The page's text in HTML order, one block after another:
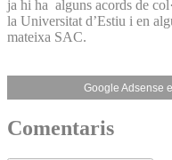
ja hi ha alguns acords de
la Universitat d’Estiu i en
mateixa SAC.
Google Adsense
Comentaris